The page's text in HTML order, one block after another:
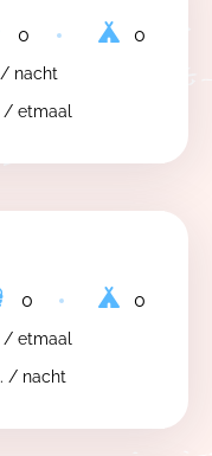
0
0
/ nacht
/ etmaal
0
0
/ etmaal
/ nacht